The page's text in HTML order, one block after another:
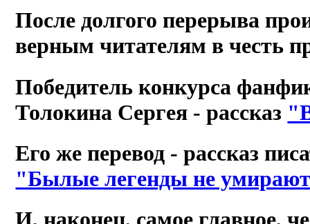
После долгого перерыва
верным читателям в честь
Победитель конкурса
Толокина Сергея - рассказ
Его же перевод - рассказ
"Былые легенды не